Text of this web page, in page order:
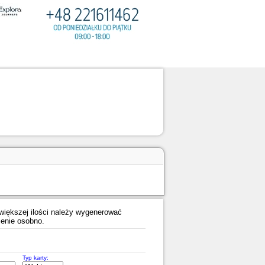
ilości należy wygenerować
osobno.
Typ karty: